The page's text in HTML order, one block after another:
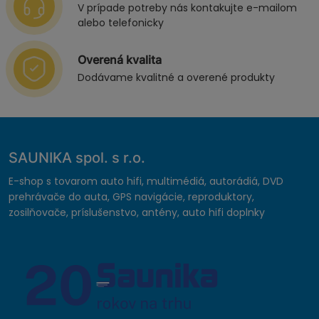
V prípade potreby nás kontakujte e-mailom
alebo telefonicky
Overená kvalita
Dodávame kvalitné a overené produkty
SAUNIKA spol. s r.o.
E-shop s tovarom auto hifi, multimédiá, autorádiá, DVD
prehrávače do auta, GPS navigácie, reproduktory,
zosilňovače, príslušenstvo, antény, auto hifi doplnky